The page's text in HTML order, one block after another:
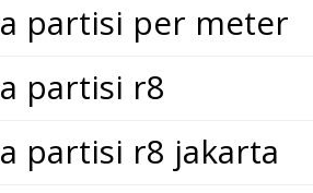
partisi per meter
partisi r8
partisi r8 jakarta